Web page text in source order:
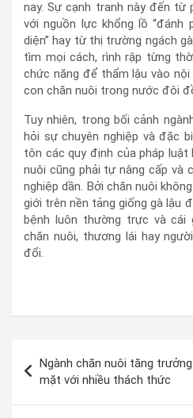
nay. Sự cạnh tranh này đến từ
với nguồn lực khổng lồ
diện” hay từ thị trường ngách
tìm mọi cách, rình rập từng
chức năng để thẩm lậu vào
con chăn nuôi trong nước đôi
Tuy nhiên, trong bối cảnh
hỏi sự chuyên nghiệp và đặc
tôn các quy định của pháp luật
nuôi cũng phải tự nâng cấp và
nghiệp dần. Bởi chăn nuôi
giới trên nền tảng giống gà lậu
bệnh luôn thường trực và cái
chăn nuôi, thương lái hay
đổi.
Ngành chăn nuôi tăng
mặt với nhiều thách thức